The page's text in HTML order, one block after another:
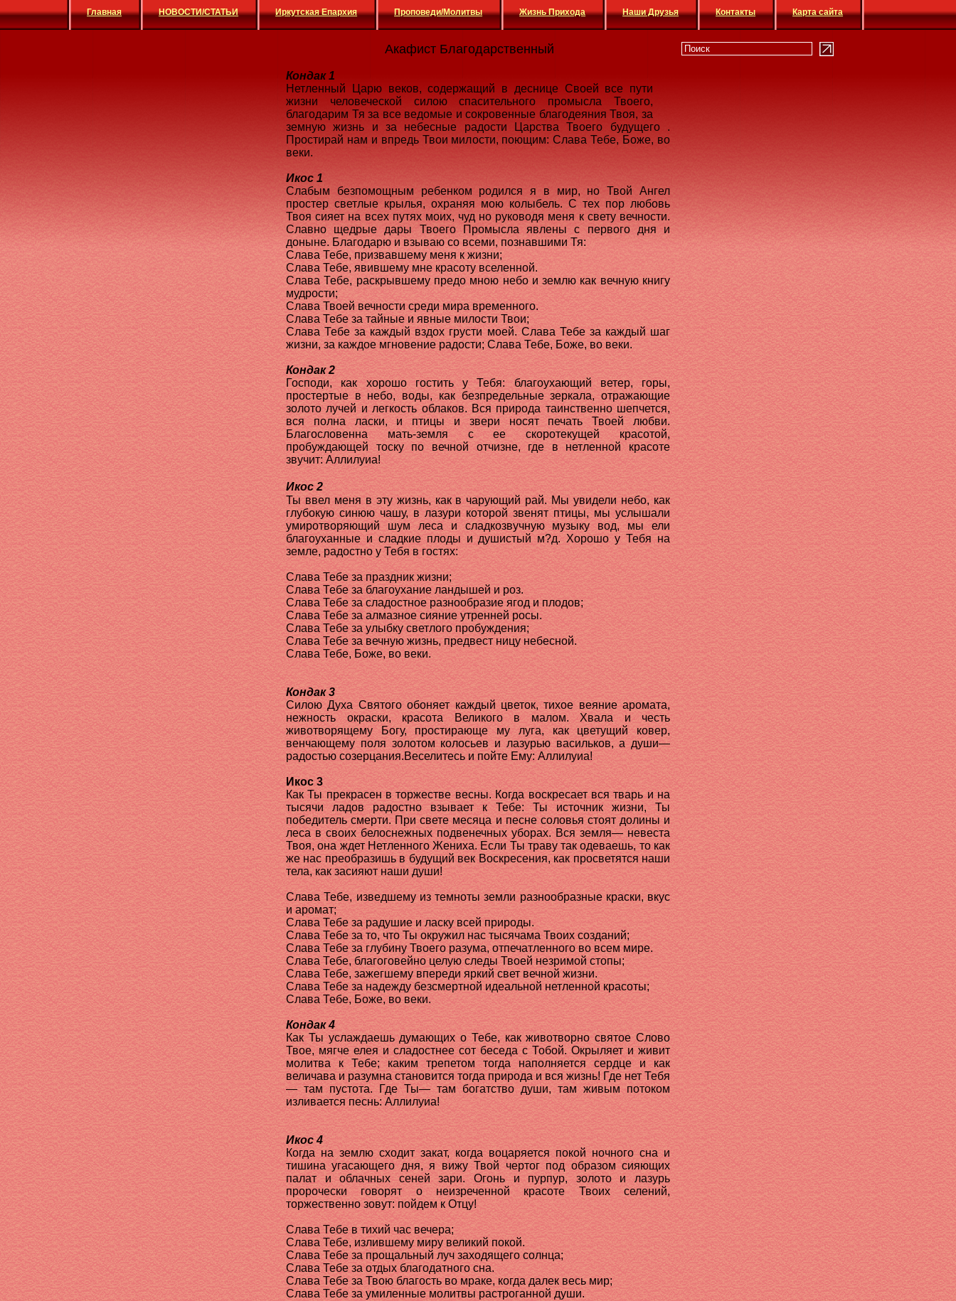
Главная НОВОСТИ/СТАТЬИ Иркутская Епархия Проповеди/Молитвы Жизнь Прихода Наши Друзья Контакты Карта сайта
Акафист Благодарственный
Кондак 1
Нетленный Царю веков, содержащий в деснице Своей все пути
жизни человеческой силою спасительного промысла Твоего,
благодарим Тя за все ведомые и сокровенные благодеяния Твоя, за
земную жизнь и за небесные радости Царства Твоего будущего .
Простирай нам и впредь Твои милости, поющим: Слава Тебе, Боже, во
веки.
Икос 1
Слабым безпомощным ребенком родился я в мир, но Твой Ангел
простер светлые крылья, охраняя мою колыбель. С тех пор любовь
Твоя сияет на всех путях моих, чуд но руководя меня к свету вечности.
Славно щедрые дары Твоего Промысла явлены с первого дня и
доныне. Благодарю и взываю со всеми, познавшими Тя:
Слава Тебе, призвавшему меня к жизни;
Слава Тебе, явившему мне красоту вселенной.
Слава Тебе, раскрывшему предо мною небо и землю как вечную книгу
мудрости;
Слава Твоей вечности среди мира временного.
Слава Тебе за тайные и явные милости Твои;
Слава Тебе за каждый вздох грусти моей. Слава Тебе за каждый шаг
жизни, за каждое мгновение радости; Слава Тебе, Боже, во веки.
Кондак 2
Господи, как хорошо гостить у Тебя: благоухающий ветер, горы,
простертые в небо, воды, как безпредельные зеркала, отражающие
золото лучей и легкость облаков. Вся природа таинственно шепчется,
вся полна ласки, и птицы и звери носят печать Твоей любви.
Благословенна мать-земля с ее скоротекущей красотой,
пробуждающей тоску по вечной отчизне, где в нетленной красоте
звучит: Аллилуиа!
Икос 2
Ты ввел меня в эту жизнь, как в чарующий рай. Мы увидели небо, как
глубокую синюю чашу, в лазури которой звенят птицы, мы услышали
умиротворяющий шум леса и сладкозвучную музыку вод, мы ели
благоуханные и сладкие плоды и душистый м?д. Хорошо у Тебя на
земле, радостно у Тебя в гостях:
Слава Тебе за праздник жизни;
Слава Тебе за благоухание ландышей и роз.
Слава Тебе за сладостное разнообразие ягод и плодов;
Слава Тебе за алмазное сияние утренней росы.
Слава Тебе за улыбку светлого пробуждения;
Слава Тебе за вечную жизнь, предвест ницу небесной.
Слава Тебе, Боже, во веки.
Кондак 3
Силою Духа Святого обоняет каждый цветок, тихое веяние аромата,
нежность окраски, красота Великого в малом. Хвала и честь
животворящему Богу, простирающе му луга, как цветущий ковер,
венчающему поля золотом колосьев и лазурью васильков, а души—
радостью созерцания.Веселитесь и пойте Ему: Аллилуиа!
Икос 3
Как Ты прекрасен в торжестве весны. Когда воскресает вся тварь и на
тысячи ладов радостно взывает к Тебе: Ты источник жизни, Ты
победитель смерти. При свете месяца и песне соловья стоят долины и
леса в своих белоснежных подвенечных уборах. Вся земля— невеста
Твоя, она ждет Нетленного Жениха. Если Ты траву так одеваешь, то как
же нас преобразишь в будущий век Воскресения, как просветятся наши
тела, как засияют наши души!
Слава Тебе, изведшему из темноты земли разнообразные краски, вкус
и аромат;
Слава Тебе за радушие и ласку всей природы.
Слава Тебе за то, что Ты окружил нас тысячама Твоих созданий;
Слава Тебе за глубину Твоего разума, отпечатленного во всем мире.
Слава Тебе, благоговейно целую следы Твоей незримой стопы;
Слава Тебе, зажегшему впереди яркий свет вечной жизни.
Слава Тебе за надежду безсмертной идеальной нетленной красоты;
Слава Тебе, Боже, во веки.
Кондак 4
Как Ты услаждаешь думающих о Тебе, как животворно святое Слово
Твое, мягче елея и сладостнее сот беседа с Тобой. Окрыляет и живит
молитва к Тебе; каким трепетом тогда наполняется сердце и как
величава и разумна становится тогда природа и вся жизнь! Где нет Тебя
— там пустота. Где Ты— там богатство души, там живым потоком
изливается песнь: Аллилуиа!
Икос 4
Когда на землю сходит закат, когда воцаряется покой ночного сна и
тишина угасающего дня, я вижу Твой чертог под образом сияющих
палат и облачных сеней зари. Огонь и пурпур, золото и лазурь
пророчески говорят о неизреченной красоте Твоих селений,
торжественно зовут: пойдем к Отцу!
Слава Тебе в тихий час вечера;
Слава Тебе, излившему миру великий покой.
Слава Тебе за прощальный луч заходящего солнца;
Слава Тебе за отдых благодатного сна.
Слава Тебе за Твою благость во мраке, когда далек весь мир;
Слава Тебе за умиленные молитвы растроганной души.